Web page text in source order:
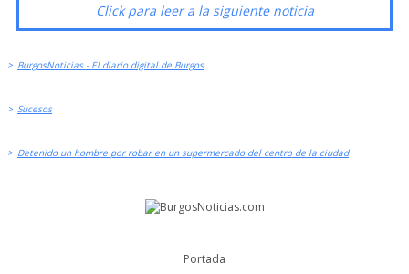
Click para leer a la siguiente noticia
> BurgosNoticias - El diario digital de Burgos
> Sucesos
> Detenido un hombre por robar en un supermercado del centro de la ciudad
Portada